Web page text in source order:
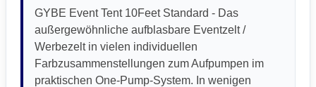
GYBE Event Tent 10Feet Standard - Das
außergewöhnliche aufblasbare Eventzelt /
Werbezelt in vielen individuellen
Farbzusammenstellungen zum Aufpumpen im
praktischen One-Pump-System. In wenigen